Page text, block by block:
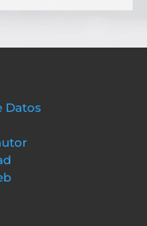
Datos